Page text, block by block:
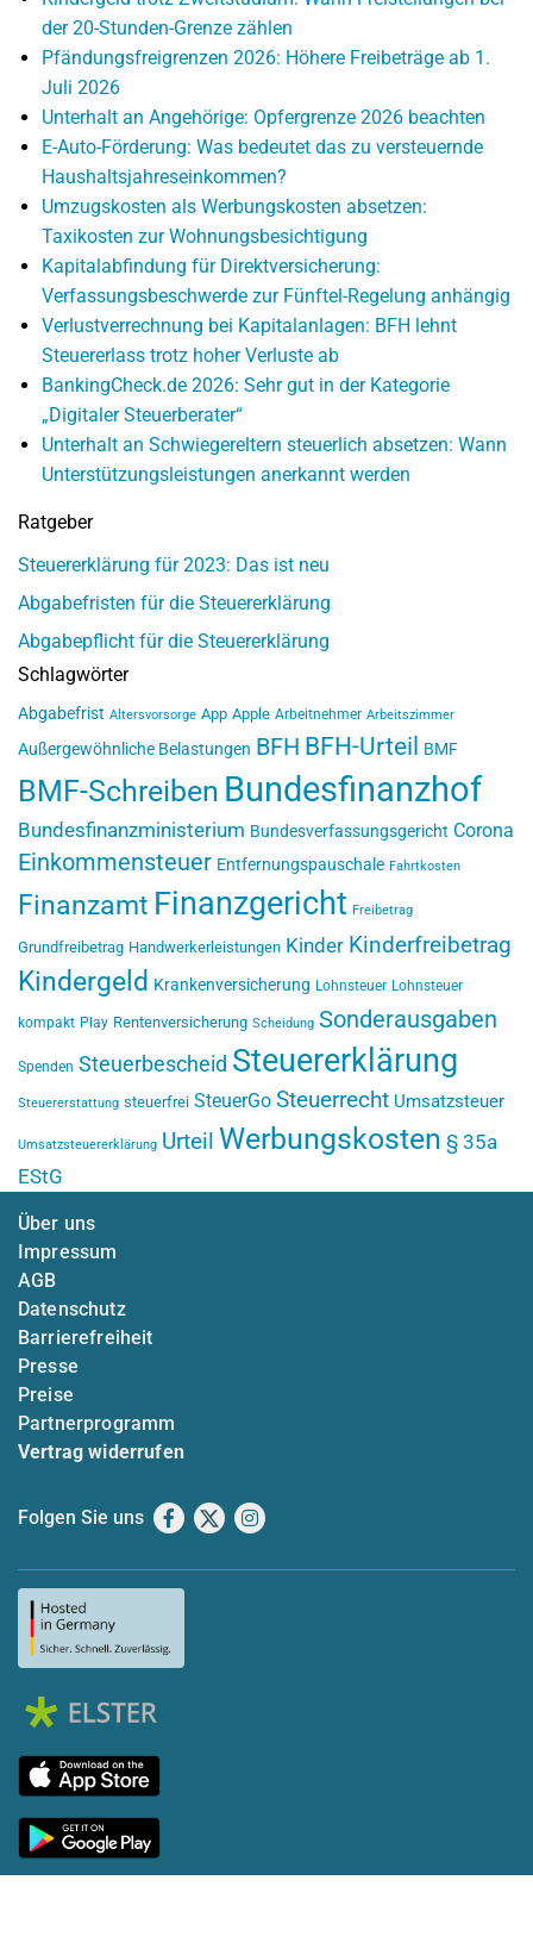
der 20-Stunden-Grenze zählen
Pfändungsfreigrenzen 2026: Höhere Freibeträge ab 1.
Juli 2026
Unterhalt an Angehörige: Opfergrenze 2026 beachten
E-Auto-Förderung: Was bedeutet das zu versteuernde
Haushaltsjahreseinkommen?
Umzugskosten als Werbungskosten absetzen:
Taxikosten zur Wohnungsbesichtigung
Kapitalabfindung für Direktversicherung:
Verfassungsbeschwerde zur Fünftel-Regelung anhängig
Verlustverrechnung bei Kapitalanlagen: BFH lehnt
Steuererlass trotz hoher Verluste ab
BankingCheck.de 2026: Sehr gut in der Kategorie
„Digitaler Steuerberater“
Unterhalt an Schwiegereltern steuerlich absetzen: Wann
Unterstützungsleistungen anerkannt werden
Ratgeber
Steuererklärung für 2023: Das ist neu
Abgabefristen für die Steuererklärung
Abgabepflicht für die Steuererklärung
Schlagwörter
Abgabefrist Altersvorsorge App Apple Arbeitnehmer Arbeitszimmer
Außergewöhnliche Belastungen BFH BFH-Urteil BMF
BMF-Schreiben Bundesfinanzhof
Bundesfinanzministerium Bundesverfassungsgericht Corona
Einkommensteuer Entfernungspauschale Fahrtkosten
Finanzamt Finanzgericht Freibetrag
Grundfreibetrag Handwerkerleistungen Kinder Kinderfreibetrag
Kindergeld Krankenversicherung Lohnsteuer Lohnsteuer
kompakt Play Rentenversicherung Scheidung Sonderausgaben
Spenden Steuerbescheid Steuererklärung
Steuererstattung steuerfrei SteuerGo Steuerrecht Umsatzsteuer
Umsatzsteuererklärung Urteil Werbungskosten § 35a
EStG
Über uns
Impressum
AGB
Datenschutz
Barrierefreiheit
Presse
Preise
Partnerprogramm
Vertrag widerrufen
Folgen Sie uns Facebook
X Instagram